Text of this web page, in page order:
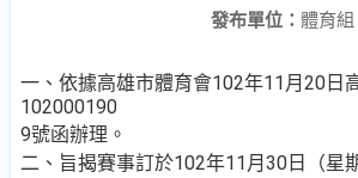
發布單位： 體育組
一、依據高雄市體育會102年11月20日
102000190
9號函辦理。
二、旨揭賽事訂於102年11月30日（星